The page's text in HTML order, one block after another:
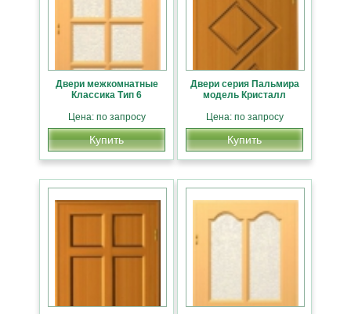
Двери межкомнатные
Классика Тип 6
Цена: по запросу
Купить
Двери серия Пальмира
модель Кристалл
Цена: по запросу
Купить